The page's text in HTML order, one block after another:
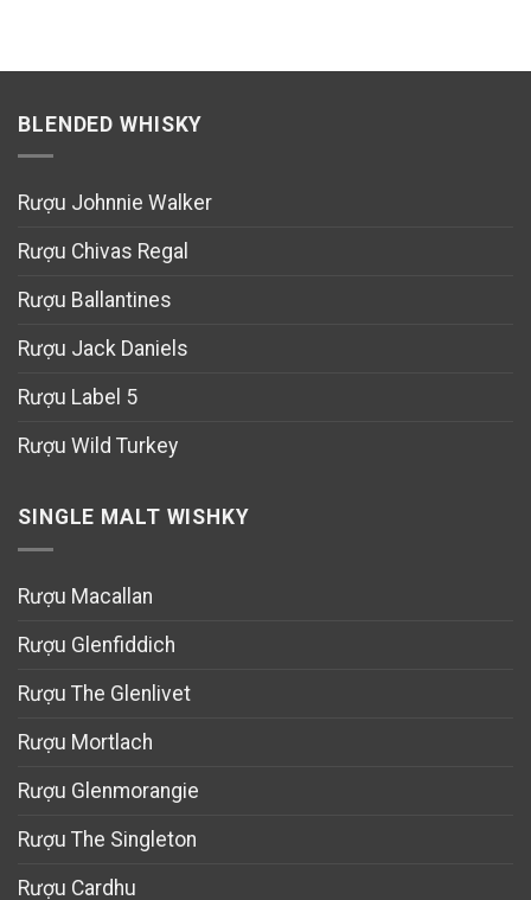
BLENDED WHISKY
Rượu Johnnie Walker
Rượu Chivas Regal
Rượu Ballantines
Rượu Jack Daniels
Rượu Label 5
Rượu Wild Turkey
SINGLE MALT WISHKY
Rượu Macallan
Rượu Glenfiddich
Rượu The Glenlivet
Rượu Mortlach
Rượu Glenmorangie
Rượu The Singleton
Rượu Cardhu